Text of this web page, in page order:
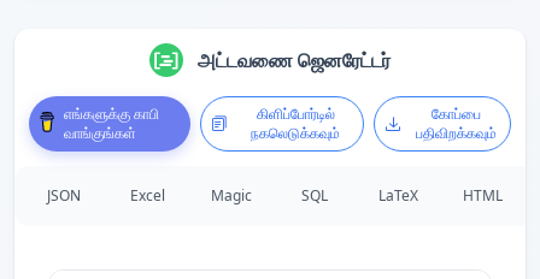
அட்டவணை ஜெனரேட்டர்
எங்களுக்கு காபி
வாங்குங்கள்
கிளிப்போர்டில்
நகலெடுக்கவும்
கோப்பை
பதிவிறக்கவும்
JSON Excel Magic SQL LaTeX HTML